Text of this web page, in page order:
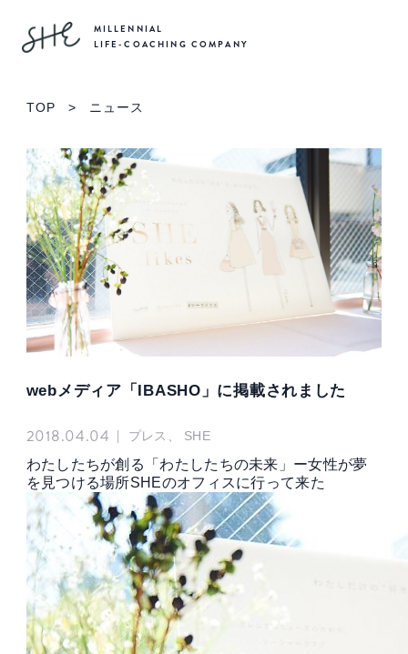
MILLENNIAL
LIFE-COACHING COMPANY
TOP > ニュース
webメディア「IBASHO」に掲載されました
2018.04.04 | プレス、 SHE
わたしたちが創る「わたしたちの未来」ー女性が夢
を見つける場所SHEのオフィスに行って来た